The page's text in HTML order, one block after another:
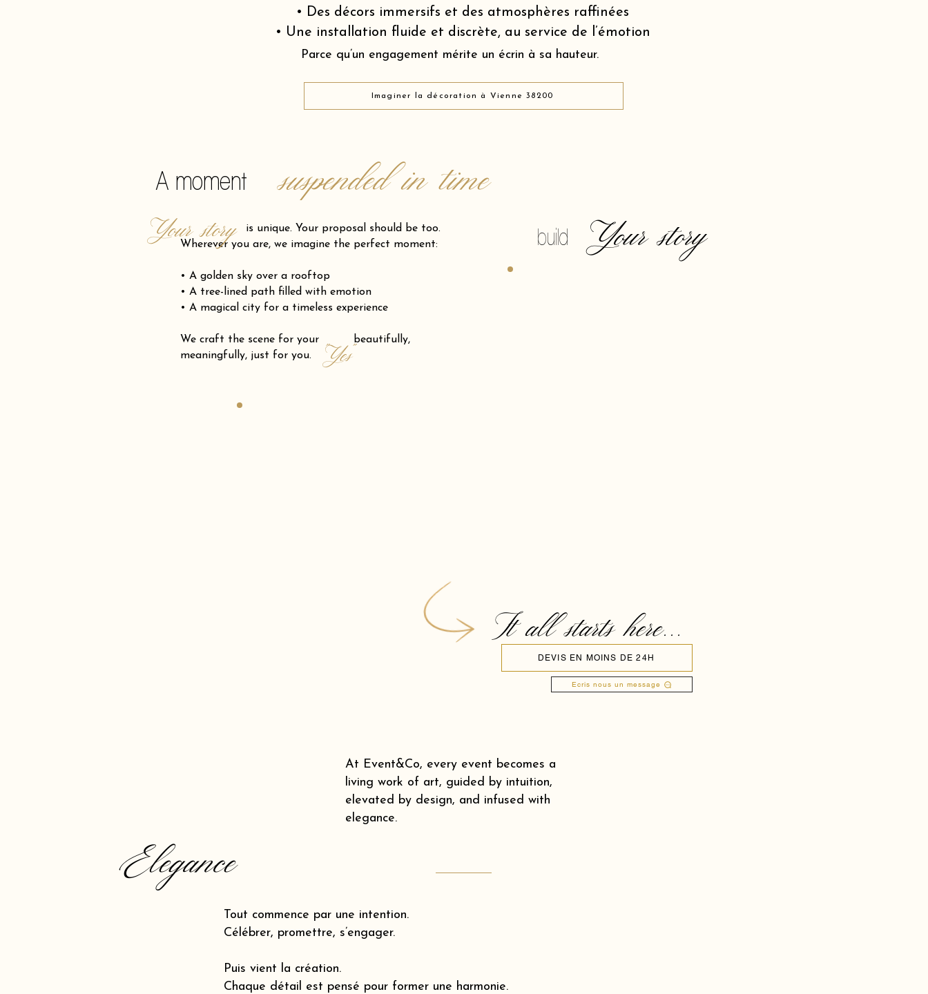
• Des décors immersifs et des atmosphères raffinées
• Une installation fluide et discrète, au service de l’émotion
Parce qu’un engagement mérite un écrin à sa hauteur.
Imaginer la décoration à Vienne 38200
A moment suspended in time
is unique. Your proposal should be too.
Wherever you are, we imagine the perfect moment:
• A golden sky over a rooftop
• A tree-lined path filled with emotion
• A magical city for a timeless experience
We craft the scene for your beautifully,
meaningfully, just for you.
Your story
"Yes"
build Your story
It all starts here...
Ecris nous un message
DEVIS EN MOINS DE 24H
At Event&Co, every event becomes a
living work of art, guided by intuition,
elevated by design, and infused with
elegance.
Elegance
Tout commence par une intention.
Célébrer, promettre, s’engager.
Puis vient la création.
Chaque détail est pensé pour former une harmonie.